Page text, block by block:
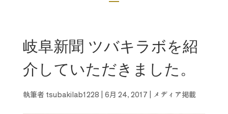
岐阜新聞 ツバキラボを紹
介していただきました。
執筆者 tsubakilab1228 | 6月 24, 2017 | メディア掲載